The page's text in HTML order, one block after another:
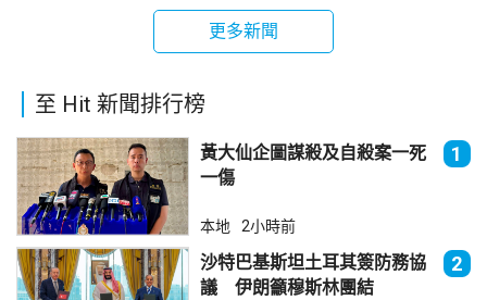
更多新聞
至 Hit 新聞排行榜
黃大仙企圖謀殺及自殺案一死
一傷
1
本地 2小時前
沙特巴基斯坦土耳其簽防務協
議 伊朗籲穆斯林團結
2